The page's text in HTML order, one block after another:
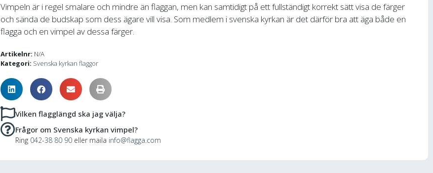
Vimpeln är i regel smalare och mindre än flaggan, men kan samtidigt på ett fullständigt korrekt sätt visa de färger
och sända de budskap som dess ägare vill visa. Som medlem i svenska kyrkan är det därför bra att äga både en
flagga och en vimpel av dessa färger.
Artikelnr: N/A
Kategori: Svenska kyrkan flaggor
Vilken flagglängd ska jag välja?
Frågor om Svenska kyrkan vimpel?
Ring 042-38 80 90eller maila info@flagga.com